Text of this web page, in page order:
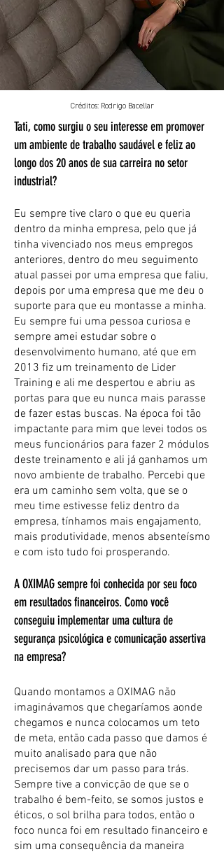
Créditos: Rodrigo Bacellar
Tati, como surgiu o seu interesse em promover
um ambiente de trabalho saudável e feliz ao
longo dos 20 anos de sua carreira no setor
industrial?
Eu sempre tive claro o que eu queria
dentro da minha empresa, pelo que já
tinha vivenciado nos meus empregos
anteriores, dentro do meu seguimento
atual passei por uma empresa que faliu,
depois por uma empresa que me deu o
suporte para que eu montasse a minha.
Eu sempre fui uma pessoa curiosa e
sempre amei estudar sobre o
desenvolvimento humano, até que em
2013 fiz um treinamento de Lider
Training e ali me despertou e abriu as
portas para que eu nunca mais parasse
de fazer estas buscas. Na época foi tão
impactante para mim que levei todos os
meus funcionários para fazer 2 módulos
deste treinamento e ali já ganhamos um
novo ambiente de trabalho. Percebi que
era um caminho sem volta, que se o
meu time estivesse feliz dentro da
empresa, tínhamos mais engajamento,
mais produtividade, menos absenteísmo
e com isto tudo foi prosperando.
A OXIMAG sempre foi conhecida por seu foco
em resultados financeiros. Como você
conseguiu implementar uma cultura de
segurança psicológica e comunicação assertiva
na empresa?
Quando montamos a OXIMAG não
imaginávamos que chegaríamos aonde
chegamos e nunca colocamos um teto
de meta, então cada passo que damos é
muito analisado para que não
precisemos dar um passo para trás.
Sempre tive a convicção de que se o
trabalho é bem-feito, se somos justos e
éticos, o sol brilha para todos, então o
foco nunca foi em resultado financeiro e
sim uma consequência da maneira